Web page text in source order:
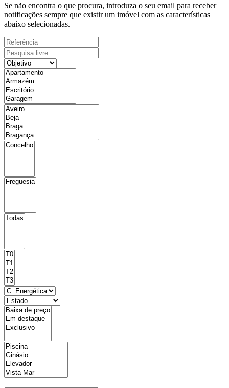
Se não encontra o que procura, introduza o seu email para receber
notificações sempre que existir um imóvel com as características
abaixo selecionadas.